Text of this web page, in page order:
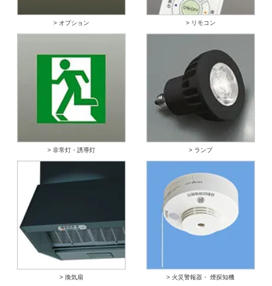
> オプション > リモコン
> 非常灯・誘導灯 > ランプ
> 換気扇 > 火災警報器・ 煙探知機